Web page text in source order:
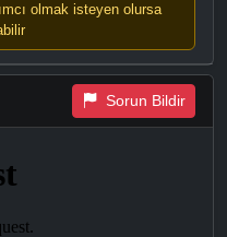
olmak isteyen olursa
Sorun Bildir